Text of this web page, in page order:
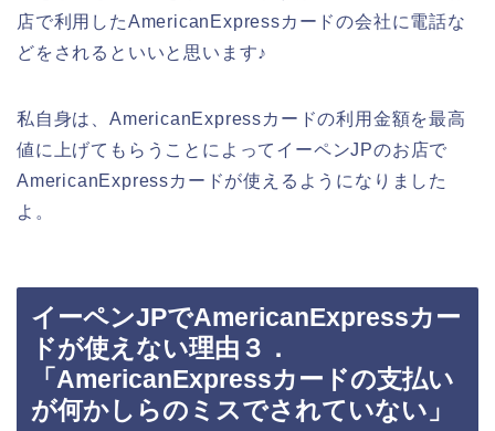
店で利用したAmericanExpressカードの会社に電話な
どをされるといいと思います♪
私自身は、AmericanExpressカードの利用金額を最高
値に上げてもらうことによってイーペンJPのお店で
AmericanExpressカードが使えるようになりました
よ。
イーペンJPでAmericanExpressカー
ドが使えない理由３．
「AmericanExpressカードの支払い
が何かしらのミスでされていない」